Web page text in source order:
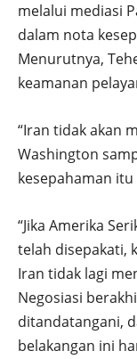
melalui mediasi
dalam nota
Menurutnya,
keamanan
“Iran tidak akan
Washington
kesepahaman itu
“Jika Amerika
telah disepakati,
Iran tidak lagi
Negosiasi
ditandatangani,
belakangan ini